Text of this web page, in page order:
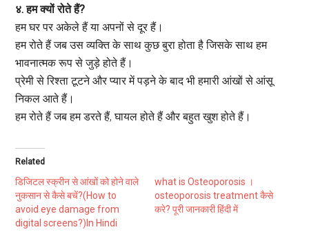
४. हम क्यों रोते हैं?
हम घर पर अकेले हैं या अपनों से दूर हैं।
हम रोते हैं जब उस व्यक्ति के साथ कुछ बुरा होता है जिसके साथ हम
भावनात्मक रूप से जुड़े होते हैं।
प्रेमी से रिश्ता टूटने और प्यार में पड़ने के बाद भी हमारी आंखों से आंसू
निकल आते हैं।
हम रोते हैं जब हम डरते हैं, घायल होते हैं और बहुत खुश होते हैं।
Related
डिजिटल स्क्रीन से आंखों को होने वाले
नुकसान से कैसे बचें?(How to
avoid eye damage from
digital screens?)In Hindi
what is Osteoporosis ।
osteoporosis treatment कैसे
करे? पूरी जानकारी हिंदी में